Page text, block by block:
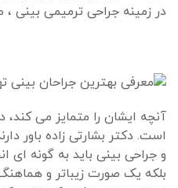
در زمینه جراحی ترمیمی بینی
آنچه ایشان را متمایز می
است. دکتر بشارتی زاده باور
و جراحی بینی باید به گونه ای
بلکه یک صورت زیباتر و